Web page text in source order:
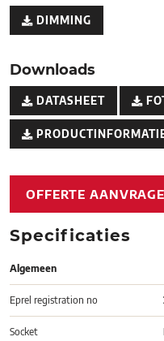
DIMMING
Downloads
DATASHEET
OFFERTE
Specificaties
Algemeen
Eprel registration no
Socket